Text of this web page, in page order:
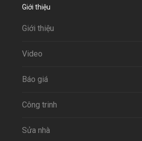
Giới thiệu
Giới thiệu
Video
Báo giá
Công trinh
Sửa nhà